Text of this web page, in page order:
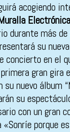
acogiendo
durante más
su
concierto en el
gran gira
su nuevo álbum
su
con un gran
porque